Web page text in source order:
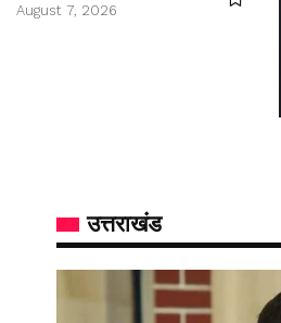
August 7, 2026
उत्तराखंड